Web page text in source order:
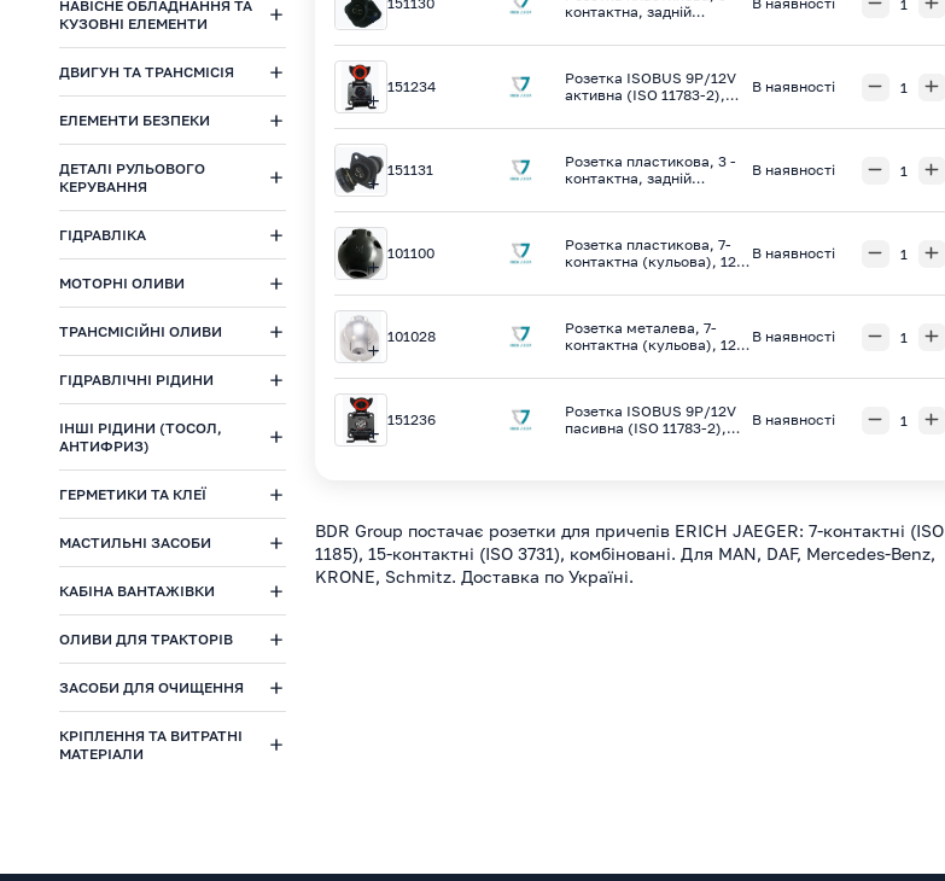
НАВІСНЕ ОБЛАДНАННЯ ТА
КУЗОВНІ ЕЛЕМЕНТИ
ДВИГУН ТА ТРАНСМІСІЯ
ЕЛЕМЕНТИ БЕЗПЕКИ
ДЕТАЛІ РУЛЬОВОГО
КЕРУВАННЯ
ГІДРАВЛІКА
МОТОРНІ ОЛИВИ
ТРАНСМІСІЙНІ ОЛИВИ
ГІДРАВЛІЧНІ РІДИНИ
ІНШІ РІДИНИ (ТОСОЛ,
АНТИФРИЗ)
ГЕРМЕТИКИ ТА КЛЕЇ
МАСТИЛЬНІ ЗАСОБИ
КАБІНА ВАНТАЖІВКИ
ОЛИВИ ДЛЯ ТРАКТОРІВ
ЗАСОБИ ДЛЯ ОЧИЩЕННЯ
КРІПЛЕННЯ ТА ВИТРАТНІ
МАТЕРІАЛИ
контактна, задній
25A, 6-24V (DIN 9680),
151234
Розетка ISOBUS 9P/12V
активна (ISO 11783-2),
В наявності
151131
Розетка пластикова, 3 -
контактна, задній
6-24V (DIN 9680), ERICH
В наявності
101100
Розетка пластикова, 7-
контактна (кульова), 12V
JAEGER
В наявності
101028
Розетка металева, 7-
контактна (кульова), 12V
JAEGER
В наявності
151236
Розетка ISOBUS 9P/12V
пасивна (ISO 11783-2),
В наявності
BDR Group постачає розетки для причепів ERICH JAEGER: 7-контактні (ISO
1185), 15-контактні (ISO 3731), комбіновані. Для MAN, DAF, Mercedes-Benz,
KRONE, Schmitz. Доставка по Україні.